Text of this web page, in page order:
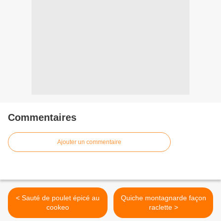
Commentaires
Ajouter un commentaire
< Sauté de poulet épicé au
cookeo
Quiche montagnarde façon
raclette >